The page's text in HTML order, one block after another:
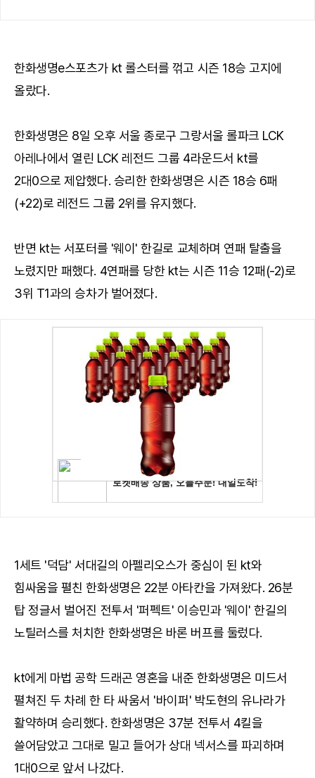
한화생명e스포츠가 kt 롤스터를 꺾고 시즌 18승 고지에
올랐다.
한화생명은 8일 오후 서울 종로구 그랑서울 롤파크 LCK
아레나에서 열린 LCK 레전드 그룹 4라운드서 kt를
2대0으로 제압했다. 승리한 한화생명은 시즌 18승 6패
(+22)로 레전드 그룹 2위를 유지했다.
반면 kt는 서포터를 '웨이' 한길로 교체하며 연패 탈출을
노렸지만 패했다. 4연패를 당한 kt는 시즌 11승 12패(-2)로
3위 T1과의 승차가 벌어졌다.
1세트 '덕담' 서대길의 아펠리오스가 중심이 된 kt와
힘싸움을 펼친 한화생명은 22분 아타칸을 가져왔다. 26분
탑 정글서 벌어진 전투서 '퍼펙트' 이승민과 '웨이' 한길의
노틸러스를 처치한 한화생명은 바론 버프를 둘렀다.
kt에게 마법 공학 드래곤 영혼을 내준 한화생명은 미드서
펼쳐진 두 차례 한 타 싸움서 '바이퍼' 박도현의 유나라가
활약하며 승리했다. 한화생명은 37분 전투서 4킬을
쓸어담았고 그대로 밀고 들어가 상대 넥서스를 파괴하며
1대0으로 앞서 나갔다.